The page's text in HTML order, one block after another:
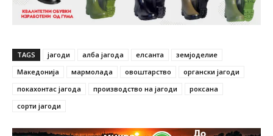
TAGS јагоди алба јагода елсанта
земјоделие
Македонија
мармолада овоштарство
органски јагоди
покахонтас јагода
производство на јагоди
роксана
сорти јагоди